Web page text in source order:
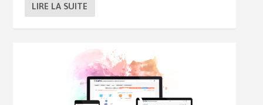
LIRE LA SUITE